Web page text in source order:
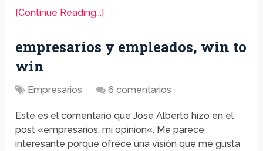
[Continue Reading...]
empresarios y empleados, win to
win
Empresarios 6 comentarios
Este es el comentario que Jose Alberto hizo en el
post «empresarios, mi opinion«. Me parece
interesante porque ofrece una visión que me gusta